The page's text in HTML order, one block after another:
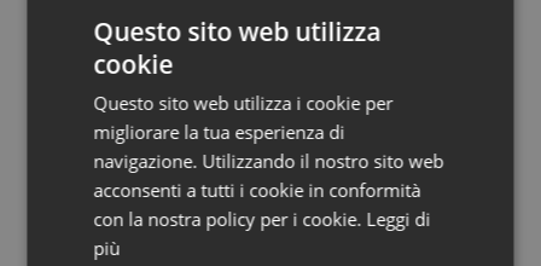
Molise
Piemonte
Provincia Autonoma di Bolzano
Provincia Autonoma di Trento
Epatiti
HIV
Infezioni & Febbre
Ipertensione & Scompenso
modelli di responsabilità e autonomia
Leadership Medica 2026: guidare team
clinici ad alte prestazioni
Questo sito web utilizza
cookie
Questo sito web utilizza i cookie per
migliorare la tua esperienza di
navigazione. Utilizzando il nostro sito web
acconsenti a tutti i cookie in conformità
con la nostra policy per i cookie. Leggi di
più